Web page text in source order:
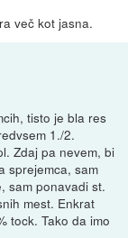
več kot jasna.
tisto je bla res
1./2.
Zdaj pa nevem, bi
sprejemca, sam
sam ponavadi st.
mest. Enkrat
tock. Tako da imo